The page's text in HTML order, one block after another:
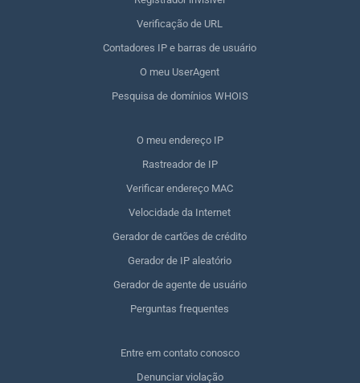
Verificação de URL
Contadores IP e barras de usuário
O meu UserAgent
Pesquisa de domínios WHOIS
O meu endereço IP
Rastreador de IP
Verificar endereço MAC
Velocidade da Internet
Gerador de cartões de crédito
Gerador de IP aleatório
Gerador de agente de usuário
Perguntas frequentes
Entre em contato conosco
Denunciar violação